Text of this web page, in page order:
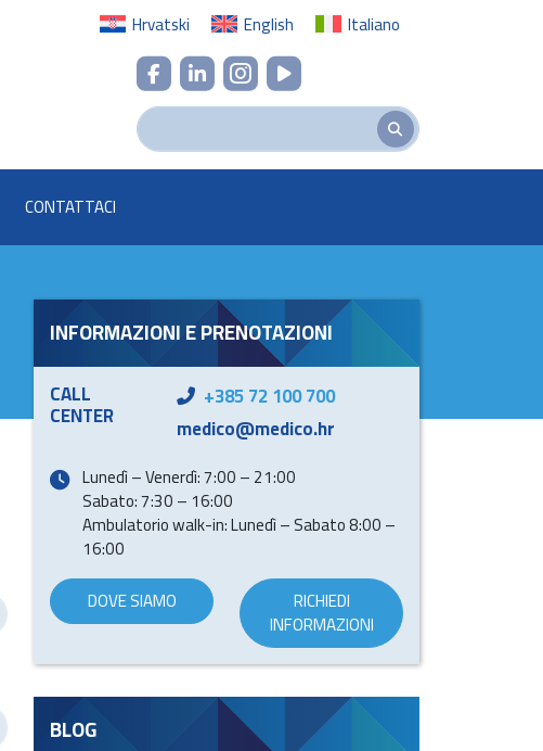
Hrvatski English Italiano
CONTATTACI
INFORMAZIONI E PRENOTAZIONI
CALL
CENTER
+385 72 100 700
medico@medico.hr
Lunedì – Venerdì: 7:00 – 21:00
Sabato: 7:30 – 16:00
Ambulatorio walk-in: Lunedì – Sabato 8:00 –
16:00
DOVE SIAMO
RICHIEDI
INFORMAZIONI
BLOG